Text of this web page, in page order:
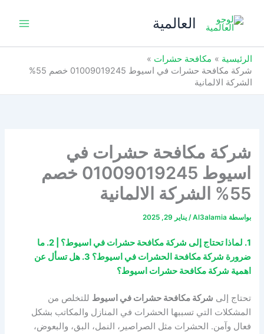
العالمية
الرئيسية
مكافحة حشرات
شركة مكافحة حشرات في اسيوط 01009019245 خصم 55%
الشركة الالمانية
شركة مكافحة حشرات في
اسيوط 01009019245 خصم
55% الشركة الالمانية
بواسطة Al3alamia
/يناير 29, 2025
1. لماذا تحتاج إلى شركة مكافحة حشرات في اسيوط؟ | 2. ما
ضرورة شركة مكافحة الحشرات في اسيوط؟ 3. هل تسأل عن
اهمية شركة مكافحة حشرات اسيوط؟
تحتاج إلى شركة مكافحة حشرات في اسيوط للتخلص من
المشكلات التي تسببها الحشرات في المنازل والمكاتب بشكل
فعال وآمن. الحشرات مثل الصراصير، النمل، البق، والبعوض،